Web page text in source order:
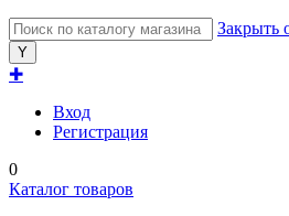
Закрыть
✚
Вход
Регистрация
0
Каталог товаров